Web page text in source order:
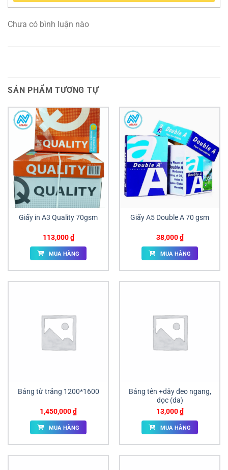
Chưa có bình luận nào
SẢN PHẨM TƯƠNG TỰ
Giấy in A3 Quality 70gsm
113,000₫
MUA HÀNG
Giấy A5 Double A 70 gsm
38,000₫
MUA HÀNG
Bảng từ trắng 1200*1600
1,450,000₫
MUA HÀNG
Bảng tên +dây đeo ngang,
dọc (da)
13,000₫
MUA HÀNG